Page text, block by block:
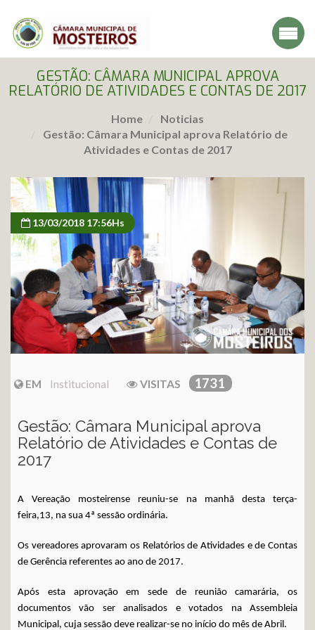
GESTÃO: CÂMARA MUNICIPAL APROVA
RELATÓRIO DE ATIVIDADES E CONTAS DE 2017
Home
Noticias
Gestão: Câmara Municipal aprova Relatório de
Atividades e Contas de 2017
13/03/2018 17:56Hs
EM Institucional VISITAS 1731
Gestão: Câmara Municipal aprova
Relatório de Atividades e Contas de
2017
A Vereação mosteirense reuniu-se na manhã desta terça-
feira,13, na sua 4ª sessão ordinária.
Os vereadores aprovaram os Relatórios de Atividades e de Contas
de Gerência referentes ao ano de 2017.
Após esta aprovação em sede de reunião camarária, os
documentos vão ser analisados e votados na Assembleia
Municipal, cuja sessão deve realizar-se no início do mês de Abril.